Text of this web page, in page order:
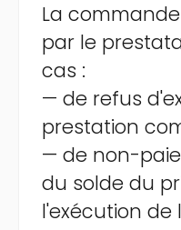
La
par le
cas :
— de refus
prestation
— de non-
du solde du
l'exécution de